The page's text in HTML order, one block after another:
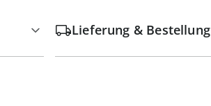
Lieferung & Bestellung